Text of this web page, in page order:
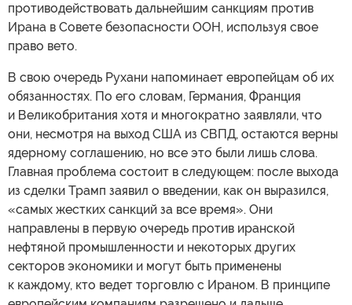
противодействовать дальнейшим санкциям против
Ирана в Совете безопасности ООН, используя свое
право вето.
В свою очередь Рухани напоминает европейцам об их
обязанностях. По его словам, Германия, Франция
и Великобритания хотя и многократно заявляли, что
они, несмотря на выход США из СВПД, остаются верны
ядерному соглашению, но все это были лишь слова.
Главная проблема состоит в следующем: после выхода
из сделки Трамп заявил о введении, как он выразился,
«самых жестких санкций за все время». Они
направлены в первую очередь против иранской
нефтяной промышленности и некоторых других
секторов экономики и могут быть применены
к каждому, кто ведет торговлю с Ираном. В принципе